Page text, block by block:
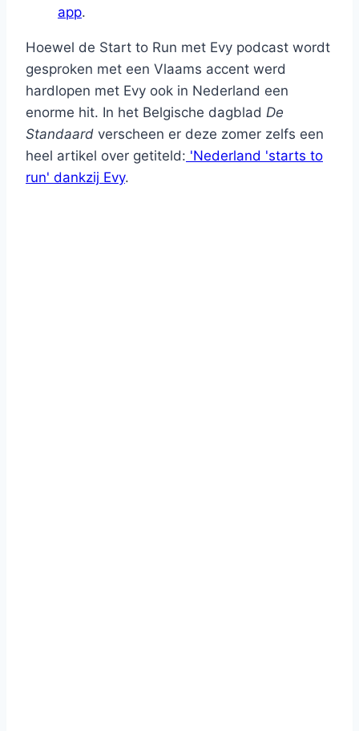
app.
Hoewel de Start to Run met Evy podcast wordt
gesproken met een Vlaams accent werd
hardlopen met Evy ook in Nederland een
enorme hit. In het Belgische dagblad De
Standaard verscheen er deze zomer zelfs een
heel artikel over getiteld: 'Nederland 'starts to
run' dankzij Evy.